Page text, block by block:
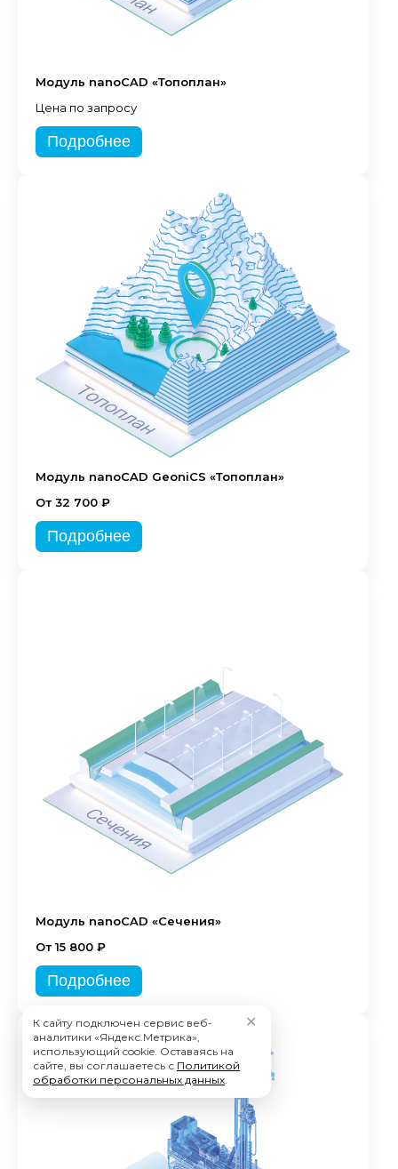
Модуль nanoCAD «Топоплан»
Цена по запросу
Подробнее
Модуль nanoCAD GeoniCS «Топоплан»
От 32 700 ₽
Подробнее
Модуль nanoCAD «Сечения»
От 15 800 ₽
Подробнее
К сайту подключен сервис веб-
аналитики «Яндекс.Метрика»,
использующий cookie. Оставаясь на
сайте, вы соглашаетесь с Политикой
обработки персональных данных.
✕